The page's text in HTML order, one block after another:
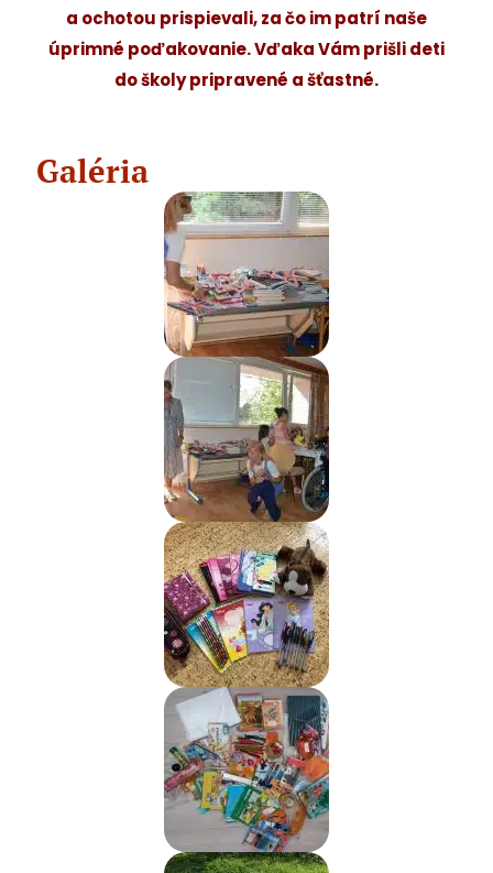
a ochotou prispievali, za čo im patrí naše
úprimné poďakovanie. Vďaka Vám prišli deti
do školy pripravené a šťastné.
Galéria